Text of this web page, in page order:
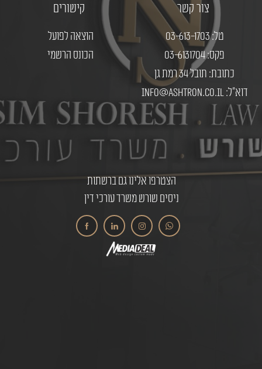
צור קשר
טל: 03-613-1703
פקס: 03-6131704
כתובת: תובל 34 רמת גן
דוא"ל: info@ashtron.co.il
קישורים
הוצאה לפועל
הכונס הרשמי
הצטרפו אלינו גם ברשתות
ניסים שורש משרד עורכי דין